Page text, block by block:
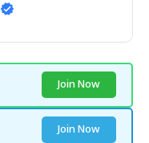
Join Now
Join Now